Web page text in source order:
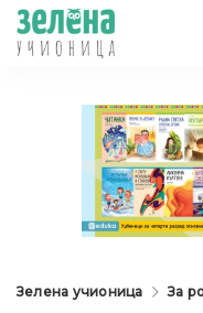
Зелена учионица За